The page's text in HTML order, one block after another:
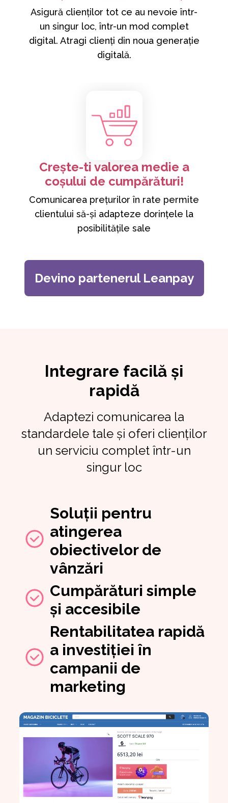
Asigură clienților tot ce au nevoie într-
un singur loc, într-un mod complet
digital. Atragi clienți din noua generație
digitală.
Crește-ti valorea medie a
coșului de cumpărături!
Comunicarea prețurilor în rate permite
clientului să-și adapteze dorințele la
posibilitățile sale
Devino partenerul Leanpay
Integrare facilă și
rapidă
Adaptezi comunicarea la
standardele tale și oferi clienților
un serviciu complet într-un
singur loc
Soluții pentru
atingerea
obiectivelor de
vânzări
Cumpărături simple
și accesibile
Rentabilitatea rapidă
a investiției în
campanii de
marketing